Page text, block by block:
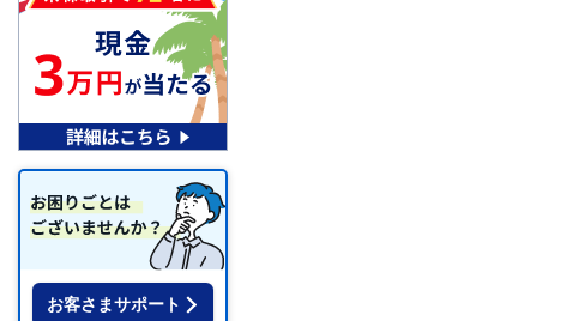
お客さまサポート